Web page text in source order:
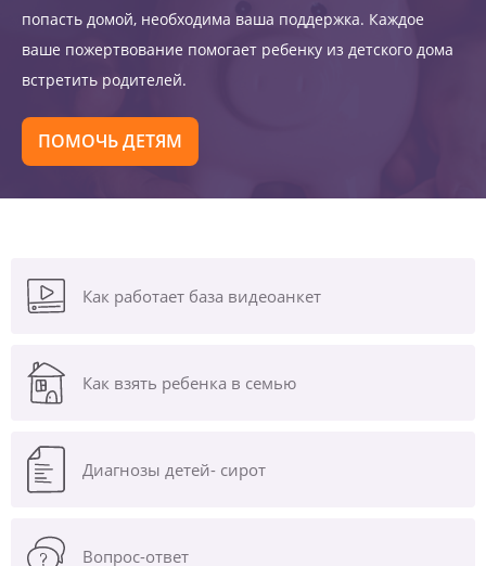
попасть домой, необходима ваша поддержка. Каждое
ваше пожертвование помогает ребенку из детского дома
встретить родителей.
ПОМОЧЬ ДЕТЯМ
Как работает база видеоанкет
Как взять ребенка в семью
Диагнозы детей- сирот
Вопрос-ответ